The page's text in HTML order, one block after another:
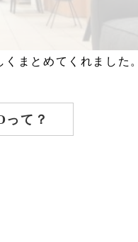
まとめてくれました。
て？